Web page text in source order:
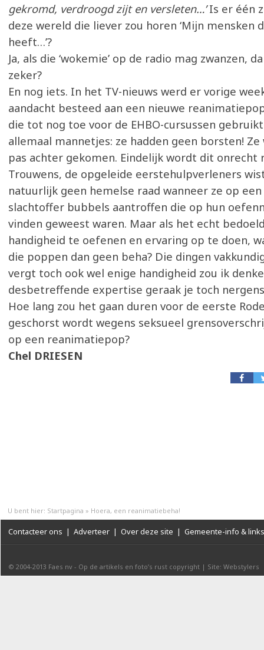
gekromd, verdroogd zijt en versleten…’Is er één
deze wereld die liever zou horen ‘Mijn mensken
heeft…’?
Ja, als die ‘wokemie’ op de radio mag zwanzen,
zeker?
En nog iets. In het TV-nieuws werd er vorige
aandacht besteed aan een nieuwe
die tot nog toe voor de EHBO-cursussen
allemaal mannetjes: ze hadden geen borsten! Ze
pas achter gekomen. Eindelijk wordt dit onrecht
Trouwens, de opgeleide eerstehulpverleners
natuurlijk geen hemelse raad wanneer ze op
slachtoffer bubbels aantroffen die op hun
vinden geweest waren. Maar als het echt
handigheid te oefenen en ervaring op te doen,
die poppen dan geen beha? Die dingen
vergt toch ook wel enige handigheid zou ik
desbetreffende expertise geraak je toch
Hoe lang zou het gaan duren voor de eerste
geschorst wordt wegens seksueel
op een reanimatiepop?
Chel DRIESEN
U bent hier: Startpagina » Hoera, een reanimatiebeha!
Contacteer ons | Adverteer | Over deze site | Gemeente-info & links
© 2004-2013 Faes nv - Op de artikels en foto’s rust copyright | Site: Webstylers